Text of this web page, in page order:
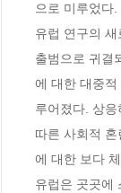
으로 미루었다
유럽 연구의
출범으로 귀결
에 대한 대중
루어졌다. 상
따른 사회적
에 대한 보다
유럽은 곳곳에